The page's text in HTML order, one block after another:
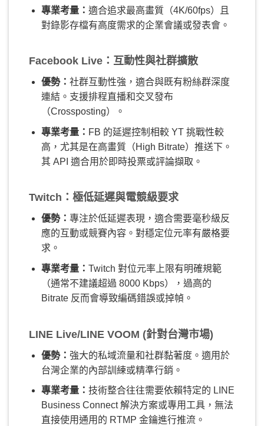
專業考量： 適合追求最高畫質（4K/60fps）且
對錄影存檔有高度需求的企業會議或發表會。
Facebook Live：互動性與社群擴散
優勢： 社群互動性強，適合與既有粉絲群深度
連結。支援排程直播和交叉發布
（Crossposting）。
專業考量： FB 的延遲控制相較 YT 挑戰性較
高，尤其是在高畫質（High Bitrate）推送下。
其 API 適合用於即時投票或評論擷取。
Twitch：極低延遲與電競級要求
優勢： 專注於低延遲表現，適合需要毫秒級反
應的互動或競賽內容。對穩定位元率有嚴格要
求。
專業考量： Twitch 對位元率上限有明確規範
（通常不建議超過 8000 Kbps），過高的
Bitrate 反而會導致編碼錯誤或掉幀。
LINE Live/LINE VOOM (針對台灣市場)
優勢： 強大的私域流量和社群黏著度。適用於
台灣企業的內部訓練或精準行銷。
專業考量： 技術整合往往需要依賴特定的 LINE
Business Connect 解決方案或專用工具，無法
直接使用通用的 RTMP 金鑰進行推流。